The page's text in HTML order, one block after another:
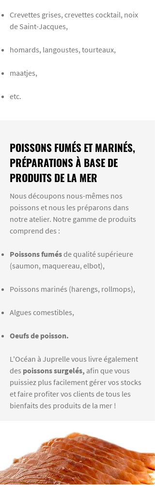
Crevettes grises, crevettes cocktail, noix
de Saint-Jacques,
homards, langoustes, tourteaux,
maatjes,
etc.
POISSONS FUMÉS ET MARINÉS,
PRÉPARATIONS À BASE DE
PRODUITS DE LA MER
Nous découpons nous-mêmes nos
poissons et nous les préparons dans
notre atelier. Notre gamme de produits
comprend des :
Poissons fumésde qualité supérieure
(saumon, maquereau, elbot),
Poissons marinés (harengs, rollmops),​
Algues comestibles,
Oeufs de poisson.
L'Océan à Juprelle vous livre également
des poissons surgelés, afin que vous
puissiez plus facilement gérer vos stocks
et faire profiter vos clients de tous les
bienfaits des produits de la mer !